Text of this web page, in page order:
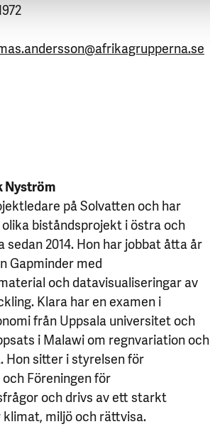
Nyström
på Solvatten och har
biståndsprojekt i östra och
sedan 2014. Hon har jobbat åtta år
Gapminder med
och datavisualiseringar av
Klara har en examen i
från Uppsala universitet och
i Malawi om regnvariation och
Hon sitter i styrelsen för
Föreningen för
och drivs av ett starkt
miljö och rättvisa.